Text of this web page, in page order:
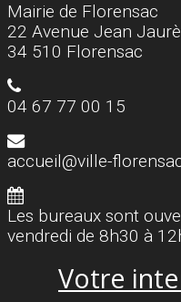
Mairie de Florensac
22 Avenue Jean
34 510 Florensac
04 67 77 00 15
accueil@ville-
Les bureaux sont
vendredi de 8h30 à
Votre